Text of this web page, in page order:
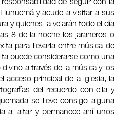
y acude a visitar a sus
y quienes la velarán todo el día
8 de la noche los jaraneros o
para llevarla entre música de
puede considerarse como una
a través de la música y los
acceso principal de la iglesia, la
del recuerdo con ella y
se lleve consigo alguna
al altar y permanece ahí unos